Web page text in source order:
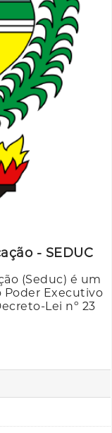
- SEDUC
(Seduc) é um
Poder Executivo
Lei nº 23